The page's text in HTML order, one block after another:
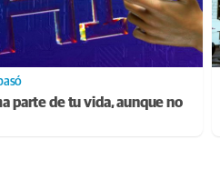
parte de tu vida, aunque no